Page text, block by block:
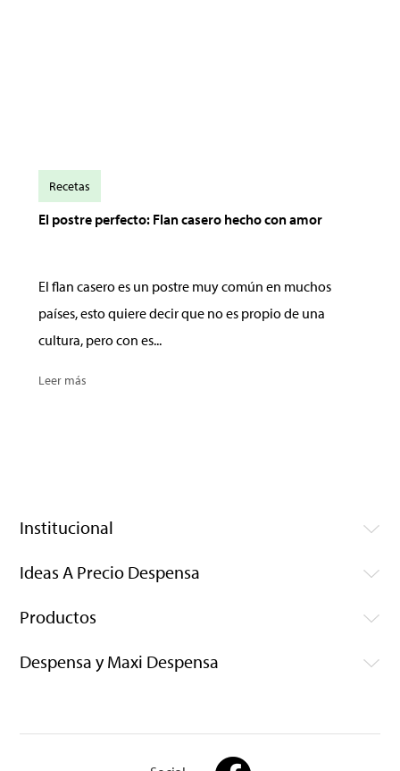
El postre perfecto: Flan casero hecho con amor
El flan casero es un postre muy común en muchos
países, esto quiere decir que no es propio de una
cultura, pero con es...
Leer más
Recetas
Institucional
Ideas A Precio Despensa
Productos
Despensa y Maxi Despensa